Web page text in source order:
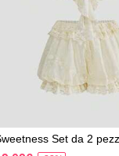
Set da 2
da shorts con